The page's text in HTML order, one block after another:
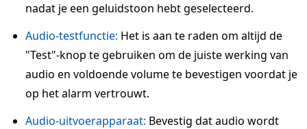
nadat je een geluidstoon hebt geselecteerd.
Audio-testfunctie: Het is aan te raden om altijd de
"Test"-knop te gebruiken om de juiste werking van
audio en voldoende volume te bevestigen voordat je
op het alarm vertrouwt.
Audio-uitvoerapparaat: Bevestig dat audio wordt